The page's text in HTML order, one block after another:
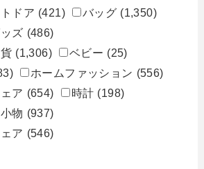
ドア (421) バッグ (1,350)
ズ (486)
(1,306) ベビー (25)
ホームファッション (556)
ア (654) 時計 (198)
物 (937)
ア (546)